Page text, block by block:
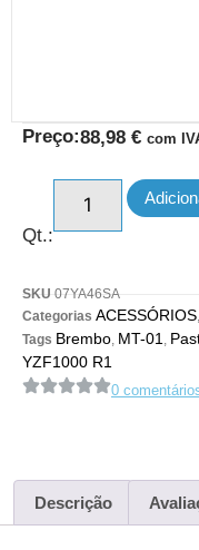
Preço:88,98 € com
Qt.:
SKU 07YA46SA
Categorias ACESSÓRIOS,
Tags Brembo, MT-01,
YZF1000 R1
0
Descrição